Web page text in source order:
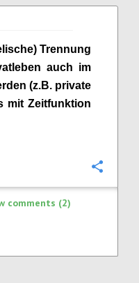
Trennung
auch im
(z.B. private
mit Zeitfunktion
comments (2)